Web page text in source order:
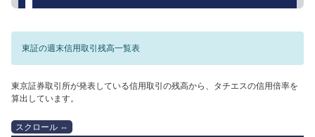
東証の週末信用取引残高一覧表
東京証券取引所が発表している信用取引の残高から、タチエスの信用倍率を
算出しています。